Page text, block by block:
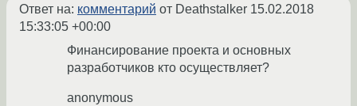
Ответ на: комментарий от Deathstalker 15.02.2018
15:33:05 +00:00
Финансирование проекта и основных
разработчиков кто осуществляет?
anonymous